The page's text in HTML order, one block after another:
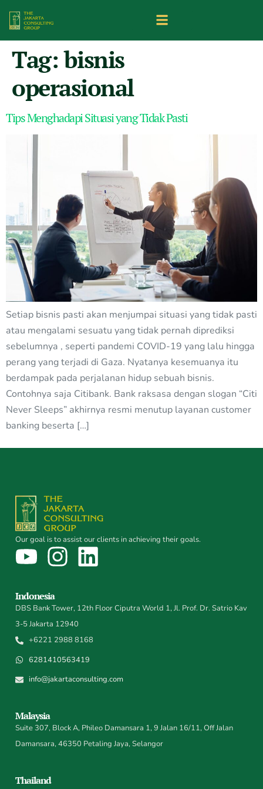
Tag:bisnis
operasional
Tips Menghadapi Situasi yang Tidak Pasti
Setiap bisnis pasti akan menjumpai situasi yang tidak pasti
atau mengalami sesuatu yang tidak pernah diprediksi
sebelumnya , seperti pandemi COVID-19 yang lalu hingga
perang yang terjadi di Gaza. Nyatanya kesemuanya itu
berdampak pada perjalanan hidup sebuah bisnis.
Contohnya saja Citibank. Bank raksasa dengan slogan “Citi
Never Sleeps” akhirnya resmi menutup layanan customer
banking beserta […]
Our goal is to assist our clients in achieving their goals.
Indonesia
DBS Bank Tower, 12th Floor Ciputra World 1, Jl. Prof. Dr. Satrio Kav
3-5 Jakarta 12940
+6221 2988 8168
6281410563419
info@jakartaconsulting.com
Malaysia
Suite 307, Block A, Phileo Damansara 1, 9 Jalan 16/11, Off Jalan
Damansara, 46350 Petaling Jaya, Selangor
Thailand